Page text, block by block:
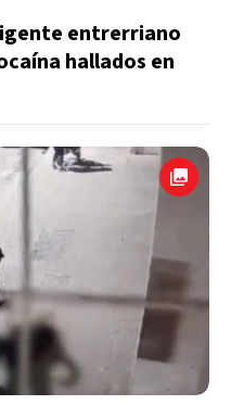
entrerriano
hallados en